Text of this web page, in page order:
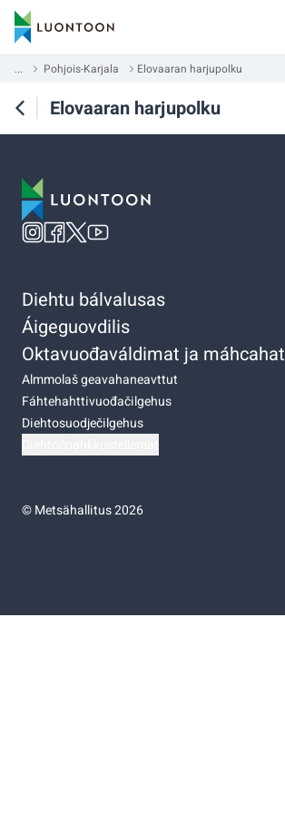
... Pohjois-Karjala Elovaaran harjupolku
Elovaaran harjupolku
Diehtu bálvalusas
Áigeguovdilis
Oktavuođaváldimat ja máhcahat
Almmolaš geavahaneavttut
Fáhtehahttivuođačilgehus
Diehtosuodječilgehus
©Metsähallitus 2026